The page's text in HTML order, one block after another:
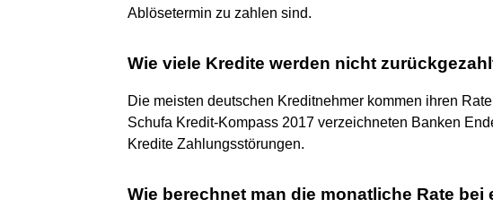
Ablösetermin zu zahlen sind.
Wie viele Kredite werden nicht
Die meisten deutschen Kreditnehmer kommen ihren
Schufa Kredit-Kompass 2017 verzeichneten Banken
Kredite Zahlungsstörungen.
Wie berechnet man die monatliche Rate bei